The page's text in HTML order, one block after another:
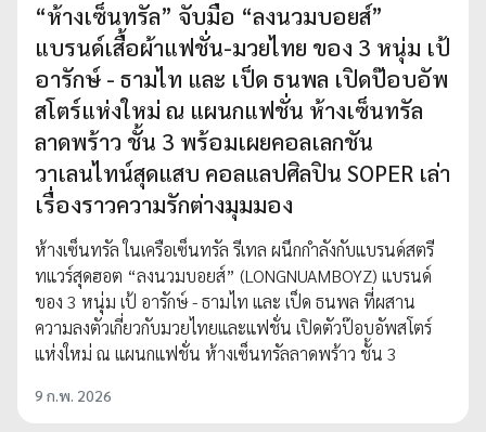
“ห้างเซ็นทรัล” จับมือ “ลงนวมบอยส์”
แบรนด์เสื้อผ้าแฟชั่น-มวยไทย ของ 3 หนุ่ม เป้
อารักษ์ - ธามไท และ เป็ด ธนพล เปิดป๊อบอัพ
สโตร์แห่งใหม่ ณ แผนกแฟชั่น ห้างเซ็นทรัล
ลาดพร้าว ชั้น 3 พร้อมเผยคอลเลกชัน
วาเลนไทน์สุดแสบ คอลแลปศิลปิน SOPER เล่า
เรื่องราวความรักต่างมุมมอง
ห้างเซ็นทรัล ในเครือเซ็นทรัล รีเทล ผนึกกำลังกับแบรนด์สตรี
ทแวร์สุดฮอต “ลงนวมบอยส์” (LONGNUAMBOYZ) แบรนด์
ของ 3 หนุ่ม เป้ อารักษ์ - ธามไท และ เป็ด ธนพล ที่ผสาน
ความลงตัวเกี่ยวกับมวยไทยและแฟชั่น เปิดตัวป๊อบอัพสโตร์
แห่งใหม่ ณ แผนกแฟชั่น ห้างเซ็นทรัลลาดพร้าว ชั้น 3
9 ก.พ. 2026